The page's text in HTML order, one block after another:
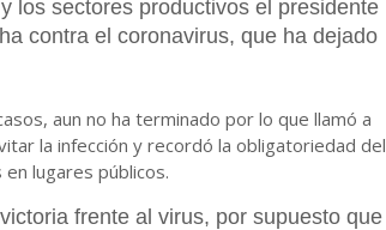
los sectores productivos el presidente
contra el coronavirus, que ha dejado
aun no ha terminado por lo que llamó a
la infección y recordó la obligatoriedad del
lugares públicos.
frente al virus, por supuesto que